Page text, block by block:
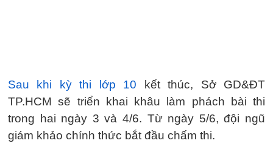
Sau khi kỳ thi lớp 10 kết thúc, Sở GD&ĐT
TP.HCM sẽ triển khai khâu làm phách bài thi
trong hai ngày 3 và 4/6. Từ ngày 5/6, đội ngũ
giám khảo chính thức bắt đầu chấm thi.